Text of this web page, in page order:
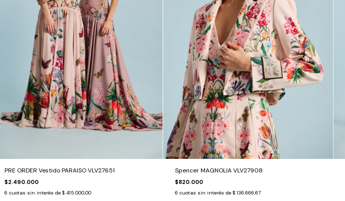
PRE ORDER Vestido PARAISO VLV27651
$2.490.000
6 cuotas sin interés de $ 415.000,00
Spencer MAGNOLIA VLV27908
$820.000
6 cuotas sin interés de $ 136.666,67